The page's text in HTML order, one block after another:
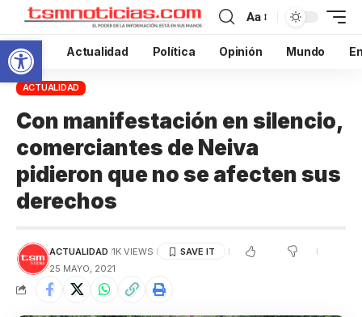
Abrir barra de herramientas
Aa
Inicio Actualidad Política Opinión Mundo
ACTUALIDAD
Con manifestación en silencio,
comerciantes de Neiva
pidieron que no se afecten sus
derechos
ACTUALIDAD 1K VIEWS
25 MAYO, 2021